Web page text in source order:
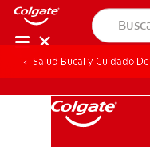
Salud Bucal y Cuidado